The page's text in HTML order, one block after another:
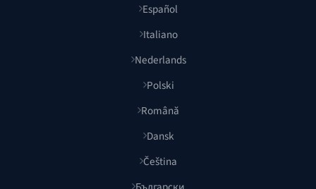
Español
Italiano
Nederlands
Polski
Română
Dansk
Čeština